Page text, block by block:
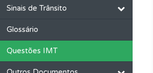
Sinais de Trânsito
Glossário
Questões IMT